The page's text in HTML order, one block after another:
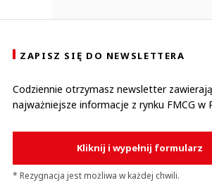
ZAPISZ SIĘ DO NEWSLETTERA
Codziennie otrzymasz newsletter
najważniejsze informacje z rynku FMCG w
Kliknij i wypełnij formularz
* Rezygnacja jest możliwa w każdej chwili.